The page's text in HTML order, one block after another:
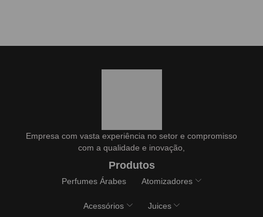
Empresa com vasta experiência no setor e compromisso
com a qualidade e inovação,
Produtos
Perfumes Árabes Atomizadores
Acessórios Juices